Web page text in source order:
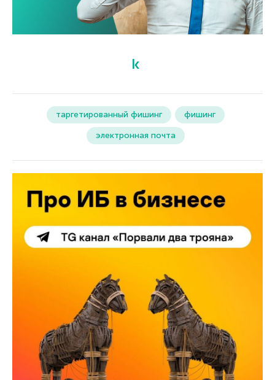
таргетированный фишинг
фишинг
электронная почта